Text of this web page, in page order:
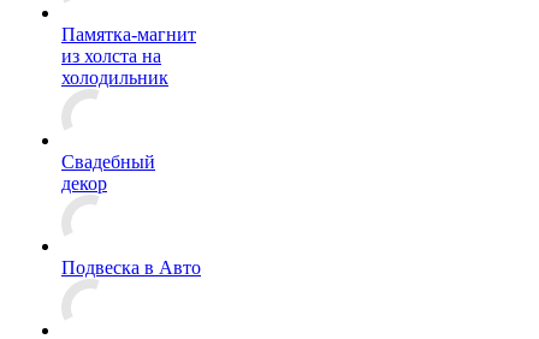
Памятка-магнит
из холста на
холодильник
Свадебный
декор
Подвеска в Авто